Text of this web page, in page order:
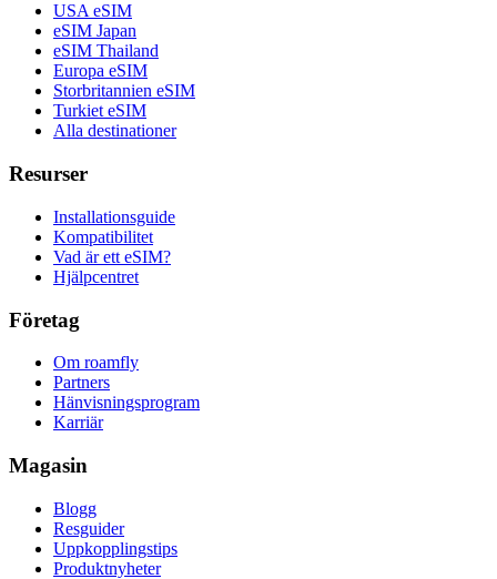
USA eSIM
eSIM Japan
eSIM Thailand
Europa eSIM
Storbritannien eSIM
Turkiet eSIM
Alla destinationer
Resurser
Installationsguide
Kompatibilitet
Vad är ett eSIM?
Hjälpcentret
Företag
Om roamfly
Partners
Hänvisningsprogram
Karriär
Magasin
Blogg
Resguider
Uppkopplingstips
Produktnyheter